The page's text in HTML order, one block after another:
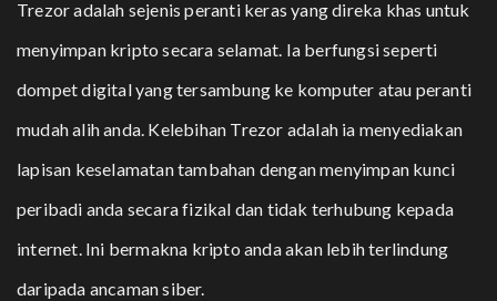
Trezoradalah sejenis peranti keras yang direka khas untuk
menyimpan kripto secara selamat. Ia berfungsi seperti
dompet digital yang tersambung ke komputer atau peranti
mudah alih anda. Kelebihan Trezor adalah ia menyediakan
lapisan keselamatan tambahan dengan menyimpan kunci
peribadi anda secara fizikal dan tidak terhubung kepada
internet. Ini bermakna kripto anda akan lebih terlindung
daripada ancaman siber.